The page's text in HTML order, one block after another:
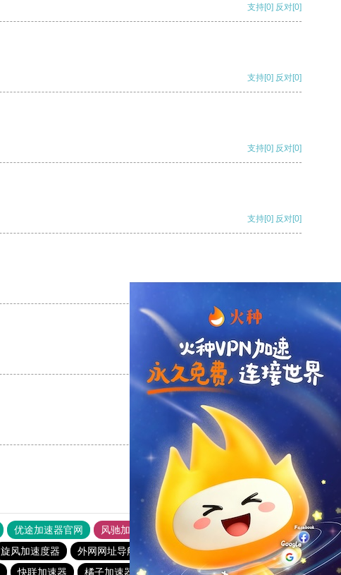
支持[0] 反对[0]
支持[0] 反对[0]
支持[0] 反对[0]
支持[0] 反对[0]
支持 [0] 反对 [0]
支持
优途加速器官网 风驰加速器
旋风加速器
旋风加速度器 外网网址导航 软件中心 雷霆加速
狂飙加速器
快联加速器 橘子加速器 黑洞官方加速器 2023免费加速神器